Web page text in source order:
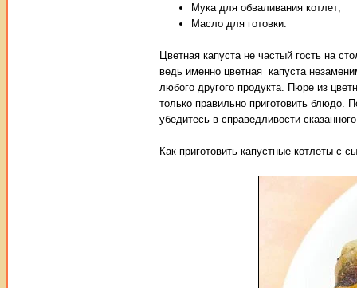
Мука для обваливания котлет;
Масло для готовки.
Цветная капуста не частый гость на
ведь именно цветная капуста
любого другого продукта. Пюре из
только правильно приготовить блюдо.
убедитесь в справедливости
Как приготовить капустные котлеты с